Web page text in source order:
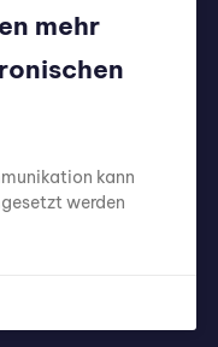
mehr
kann
werden